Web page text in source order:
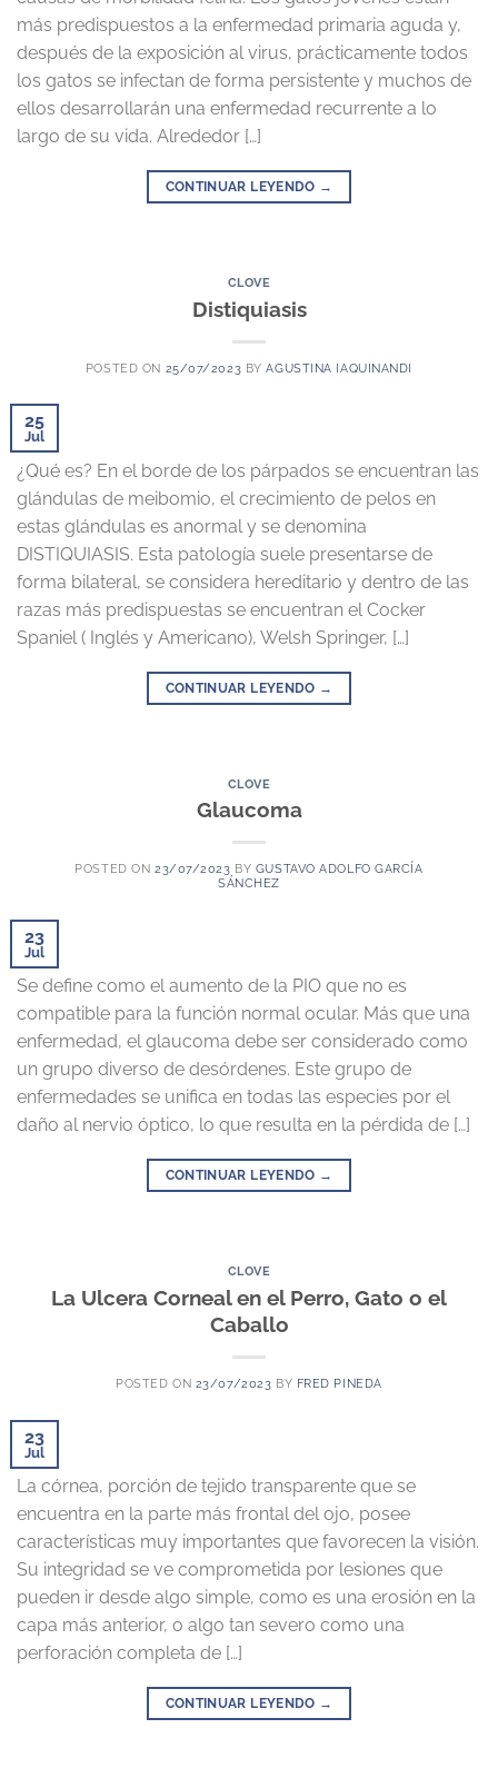
más predispuestos a la enfermedad primaria aguda y,
después de la exposición al virus, prácticamente todos
los gatos se infectan de forma persistente y muchos de
ellos desarrollarán una enfermedad recurrente a lo
largo de su vida. Alrededor […]
CONTINUAR LEYENDO →
CLOVE
Distiquiasis
POSTED ON 25/07/2023 BYAGUSTINA IAQUINANDI
25
Jul
¿Qué es? En el borde de los párpados se encuentran las
glándulas de meibomio, el crecimiento de pelos en
estas glándulas es anormal y se denomina
DISTIQUIASIS. Esta patología suele presentarse de
forma bilateral, se considera hereditario y dentro de las
razas más predispuestas se encuentran el Cocker
Spaniel ( Inglés y Americano), Welsh Springer, […]
CONTINUAR LEYENDO →
CLOVE
Glaucoma
POSTED ON 23/07/2023 BY GUSTAVO ADOLFO GARCÍA
SÁNCHEZ
23
Jul
Se define como el aumento de la PIO que no es
compatible para la función normal ocular. Más que una
enfermedad, el glaucoma debe ser considerado como
un grupo diverso de desórdenes. Este grupo de
enfermedades se unifica en todas las especies por el
daño al nervio óptico, lo que resulta en la pérdida de […]
CONTINUAR LEYENDO →
CLOVE
La Ulcera Corneal en el Perro, Gato o el
Caballo
POSTED ON 23/07/2023 BY FRED PINEDA
23
Jul
La córnea, porción de tejido transparente que se
encuentra en la parte más frontal del ojo, posee
características muy importantes que favorecen la visión.
Su integridad se ve comprometida por lesiones que
pueden ir desde algo simple, como es una erosión en la
capa más anterior, o algo tan severo como una
perforación completa de […]
CONTINUAR LEYENDO →